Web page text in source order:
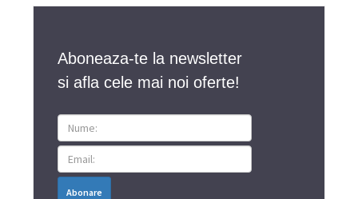
Aboneaza-te la newsletter
si afla cele mai noi oferte!
Abonare